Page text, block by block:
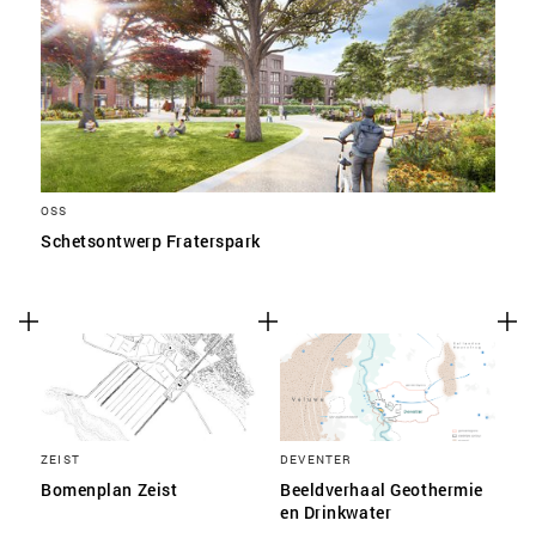
OSS
Schetsontwerp Fraterspark
ZEIST
Bomenplan Zeist
DEVENTER
Beeldverhaal Geothermie
en Drinkwater